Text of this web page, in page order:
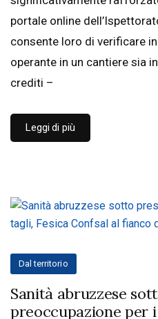
portale online
consente loro di verificare
operante in un cantiere sia
crediti –
Leggi di più
Dal territorio
Sanità abruzzese
preoccupazione per